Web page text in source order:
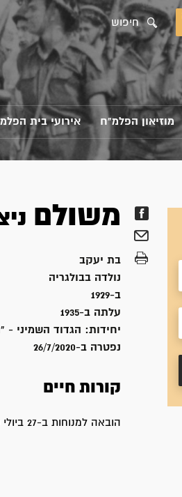
חיפוש
מוזיאון הפלמ"ח אירועי בית
משולם
בת יעקב
נולדה בבולגריה
ב-1929
עלתה ב-1935
יחידות: הגדוד השמיני -
נפטרה ב-26/7/2020
קורות חיים
הובאה למנוחות ב-27 ביולי 2020